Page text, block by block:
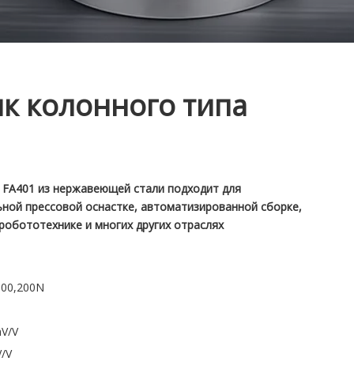
колонного типа
из нержавеющей стали подходит для
прессовой оснастке, автоматизированной сборке,
и многих других отраслях
V
V